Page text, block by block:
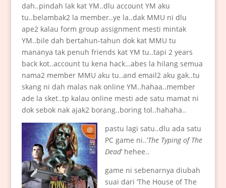
dah..pindah lak kat YM..dlu account YM aku
tu..belambak2 la member..ye la..dak MMU ni dlu
ape2 kalau form group assignment mesti mintak
YM..bile dah bertahun-tahun dok kat MMU tu
mananya tak penuh friends kat YM tu..tapi 2 years
back kot..account tu kena hack…abes la hilang semua
nama2 member MMU aku tu..and email2 aku gak..tu
skang ni dah malas nak online YM..hahaa..member
ade la sket..tp kalau online mesti ade satu mamat ni
dok sebok nak ajak2 borang..boring tol..hahaha..
pastu lagi satu..dlu ada satu
PC game ni..’The Typing of The
Dead‘ hehee..
game ni sebenarnya diubah
suai dari ‘The House of The